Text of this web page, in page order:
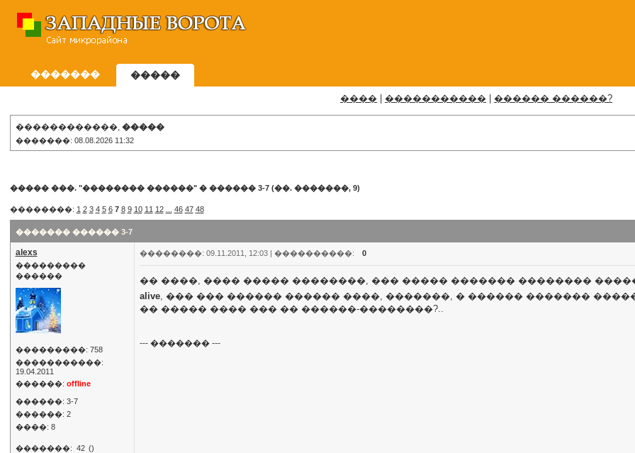
������� �����
���� ����������� ������ ������?
������������, �����
�������: 08.08.2026 11:32
����� ���. "�������� ������"� ������ 3-7 (��. �������, 9)
��������: 1 2 3 4 5 6 7 8 9 10 11 12 46 47 48
������� ������ 3-7
alexs
���������
������
���������: 758
�����������:
19.04.2011
������: offline
������: 3-7
������: 2
����: 8
�������: 42 ()
��������: 09.11.2011, 12:03 | ����������: 0
�� ����, ���� ����� ��������, ��� ����� ������� ��������
alive, ��� ��� ������ ������ ����, �������, � ������ �������
�� ����� ���� ��� �� ������-��������?..
--- ������� ---